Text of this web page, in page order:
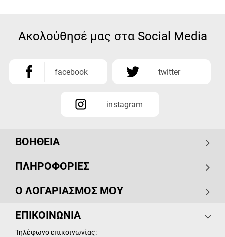
Ακολούθησέ μας στα Social Media
facebook twitter
instagram
ΒΟΗΘΕΙΑ
ΠΛΗΡΟΦΟΡΙΕΣ
Ο ΛΟΓΑΡΙΑΣΜΟΣ ΜΟΥ
ΕΠΙΚΟΙΝΩΝΙΑ
Τηλέφωνο επικοινωνίας: